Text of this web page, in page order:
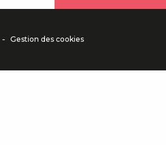
- Gestion des cookies